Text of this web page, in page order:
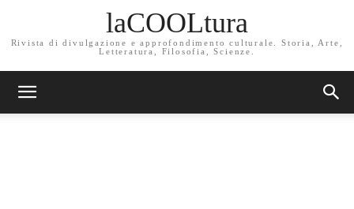
laCOOLtura
Rivista di divulgazione e approfondimento culturale. Storia, Arte,
Letteratura, Filosofia, Scienze.